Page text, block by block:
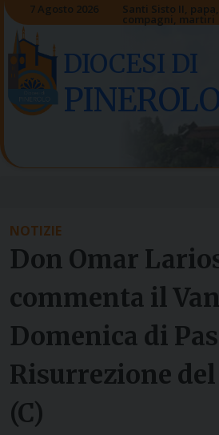
Skip
content DIOCESI DI
7 Agosto 2026 Santi Sisto II,
compagni, martiri
NOTIZIE
Don Omar
commenta il
Domenica di
Risurrezione
(C)